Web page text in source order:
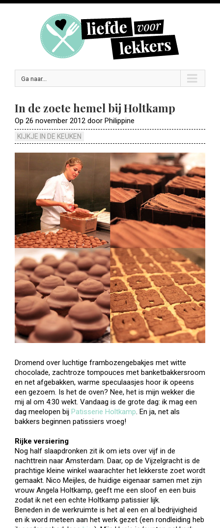
Ga naar...
In de zoete hemel bij Holtkamp
Op 26 november 2012 door Philippine
KIJKJE IN DE KEUKEN
Dromend over luchtige frambozengebakjes met witte
chocolade, zachtroze tompouces met banketbakkersroom
en net afgebakken, warme speculaasjes hoor ik opeens
een gezoem. Is het de oven? Nee, het is mijn wekker die
mij al om 4:30 wekt. Vandaag is de grote dag: ik mag een
dag meelopen bij Patisserie Holtkamp. En ja, net als
bakkers beginnen patissiers vroeg!
Rijke versiering
Nog half slaapdronken zit ik om iets over vijf in de
nachttrein naar Amsterdam. Daar, op de Vijzelgracht is de
prachtige kleine winkel waarachter het lekkerste zoet wordt
gemaakt. Nico Meijles, de huidige eigenaar samen met zijn
vrouw Angela Holtkamp, geeft me een sloof en een buis
zodat ik net een echte Holtkamp patissier lijk.
Beneden in de werkruimte is het al een en al bedrijvigheid
en ik word meteen aan het werk gezet (een rondleiding heb